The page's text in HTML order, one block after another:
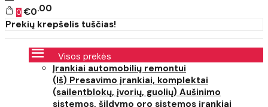
0 €0 00
Prekių krepšelis tuščias!
Visos prekės
Įrankiai automobilių remontui
(Iš) Presavimo įrankiai, komplektai
(sailentblokų, įvorių, guolių) Aušinimo
sistemos, šildymo oro sistemos įrankiai